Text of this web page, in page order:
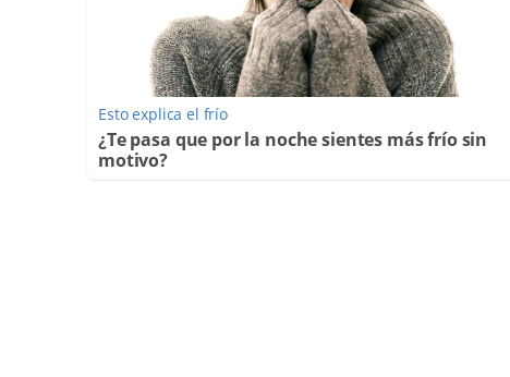
Esto explica el frío
¿Te pasa que por la noche sientes más frío sin
motivo?